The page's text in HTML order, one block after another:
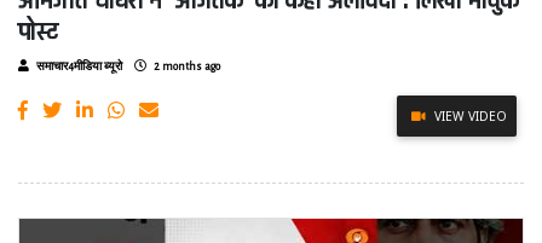
पोस्ट
समाचार4मीडिया ब्यूरो 2 months ago
VIEW VIDEO